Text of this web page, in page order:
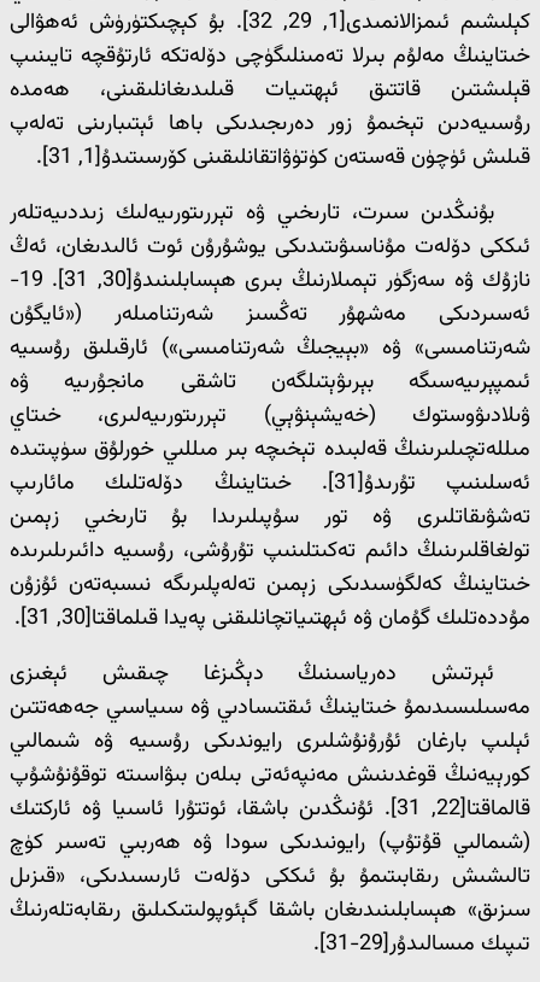
كېلىشىم ئىمزالانمىدى[1, 29, 32]. بۇ كېچىكتۈرۈش ئەھۋالى
خىتاينىڭ مەلۇم بىرلا تەمىنلىگۈچى دۆلەتكە ئارتۇقچە تايىنىپ
قېلىشتىن قاتتىق ئېھتىيات قىلىدىغانلىقىنى، ھەمدە
رۇسىيەدىن تېخىمۇ زور دەرىجىدىكى باھا ئېتىبارىنى تەلەپ
قىلىش ئۈچۈن قەستەن كۈتۈۋاتقانلىقىنى كۆرسىتىدۇ[1, 31].
بۇنىڭدىن سىرت، تارىخىي ۋە تېررىتورىيەلىك زىددىيەتلەر
ئىككى دۆلەت مۇناسىۋىتىدىكى يوشۇرۇن ئوت ئالىدىغان، ئەڭ
نازۇك ۋە سەزگۈر تېمىلارنىڭ بىرى ھېسابلىنىدۇ[30, 31]. 19-
ئەسىردىكى مەشھۇر تەڭسىز شەرتنامىلەر («ئايگۇن
شەرتنامىسى» ۋە «بېيجىڭ شەرتنامىسى») ئارقىلىق رۇسىيە
ئىمپېرىيەسىگە بېرىۋېتىلگەن تاشقى مانجۇرىيە ۋە
ۋىلادىۋوستوك (خەيشېنۋېي) تېررىتورىيەلىرى، خىتاي
مىللەتچىلىرىنىڭ قەلبىدە تېخىچە بىر مىللىي خورلۇق سۈپىتىدە
ئەسلىنىپ تۇرىدۇ[31]. خىتاينىڭ دۆلەتلىك مائارىپ
تەشۋىقاتلىرى ۋە تور سۇپىلىرىدا بۇ تارىخىي زېمىن
تولغاقلىرىنىڭ دائىم تەكىتلىنىپ تۇرۇشى، رۇسىيە دائىرىلىرىدە
خىتاينىڭ كەلگۈسىدىكى زېمىن تەلەپلىرىگە نىسبەتەن ئۇزۇن
مۇددەتلىك گۇمان ۋە ئېھتىياتچانلىقنى پەيدا قىلماقتا[30, 31].
ئېرتىش دەرياسىنىڭ دېڭىزغا چىقىش ئېغىزى
مەسىلىسىدىمۇ خىتاينىڭ ئىقتىسادىي ۋە سىياسىي جەھەتتىن
ئېلىپ بارغان ئۇرۇنۇشلىرى رايوندىكى رۇسىيە ۋە شىمالىي
كورېيەنىڭ قوغدىنىش مەنپەئەتى بىلەن بىۋاسىتە توقۇنۇشۇپ
قالماقتا[22, 31]. ئۇنىڭدىن باشقا، ئوتتۇرا ئاسىيا ۋە ئاركتىك
(شىمالىي قۇتۇپ) رايونىدىكى سودا ۋە ھەربىي تەسىر كۈچ
تالىشىش رىقابىتىمۇ بۇ ئىككى دۆلەت ئارىسىدىكى، «قىزىل
سىزىق» ھېسابلىنىدىغان باشقا گېئوپولىتىكىلىق رىقابەتلەرنىڭ
تىپىك مىسالىدۇر[29-31].